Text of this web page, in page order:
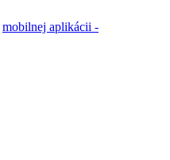
mobilnej aplikácii -